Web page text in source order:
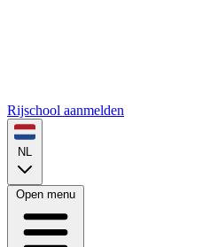
Rijschool aanmelden
NL
Open menu